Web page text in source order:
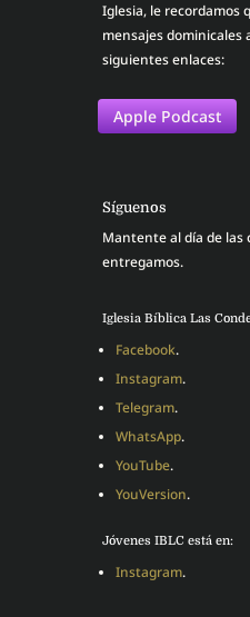
Iglesia, le recordamos
mensajes dominicales
siguientes enlaces:
Apple Podcast
Síguenos
Mantente al día de las
entregamos.
Iglesia Bíblica Las
Facebook.
Instagram.
Telegram.
WhatsApp.
YouTube.
YouVersion.
Jóvenes IBLC está en:
Instagram.